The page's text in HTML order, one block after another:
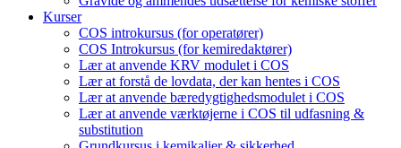
Kurser
COS introkursus (for operatører)
COS Introkursus (for kemiredaktører)
Lær at anvende KRV modulet i COS
Lær at forstå de lovdata, der kan hentes i COS
Lær at anvende bæredygtighedsmodulet i COS
Lær at anvende værktøjerne i COS til udfasning &
substitution